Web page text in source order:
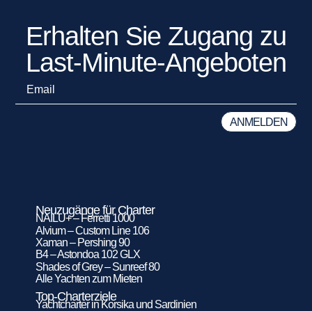
Erhalten Sie Zugang zu
Last-Minute-Angeboten
Neuzugänge für Charter
NAILU+ – Ferretti 1000
Alvium – Custom Line 106
Xaman – Pershing 90
B4 – Astondoa 102 GLX
Shades of Grey – Sunreef 80
Alle Yachten zum Mieten
Top-Charterziele
Yachtcharter in Korsika und Sardinien